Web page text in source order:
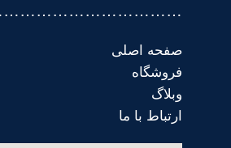
صفحه اصلی
فروشگاه
وبلاگ
ارتباط با ما